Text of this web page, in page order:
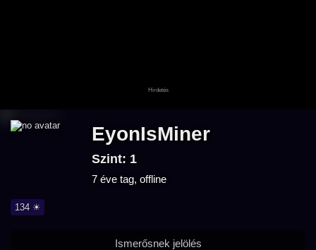
EyonIsMiner
Szint: 1
7 éve tag, offline
134 ☀
Ismerősnek jelölés